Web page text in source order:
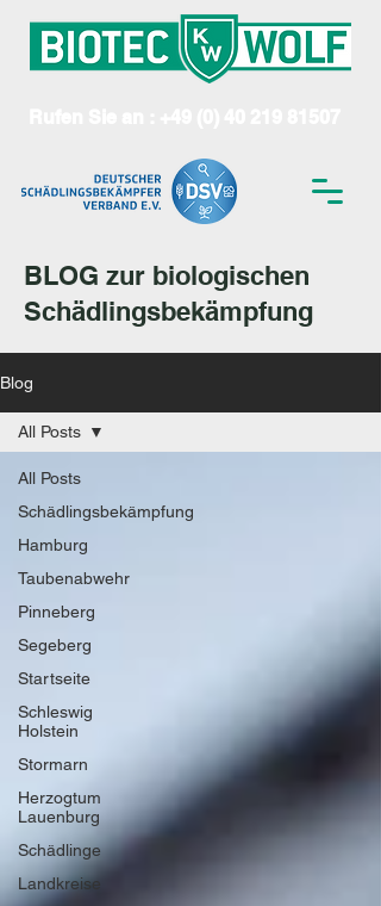
BLOG zur biologischen
Schädlingsbekämpfung
Blog
All Posts
Schädlingsbekämpfung
Hamburg
Taubenabwehr
Pinneberg
Segeberg
Startseite
Schleswig
Holstein
Stormarn
Herzogtum
Lauenburg
Schädlinge
Landkreise
All Posts